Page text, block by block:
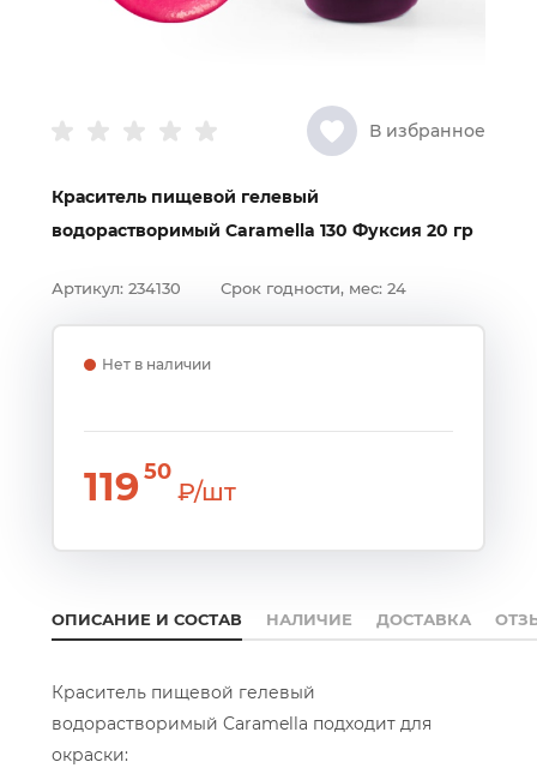
В избранное
Краситель пищевой гелевый
водорастворимый Caramella 130 Фуксия 20 гр
Артикул: 234130 Срок годности, мес: 24
Нет в наличии
11950
₽/шт
ОПИСАНИЕ И СОСТАВ НАЛИЧИЕ ДОСТАВКА
Краситель пищевой гелевый
водорастворимый Caramella подходит для
окраски: